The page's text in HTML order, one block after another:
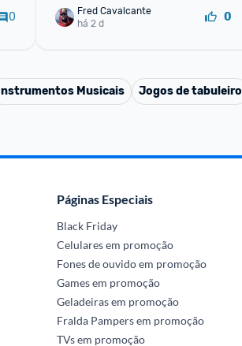
0
Fred Cavalcante
há 2 d
0
Instrumentos Musicais Jogos de tabuleiro
Páginas Especiais
Black Friday
Celulares em promoção
Fones de ouvido em promoção
Games em promoção
Geladeiras em promoção
Fralda Pampers em promoção
TVs em promoção